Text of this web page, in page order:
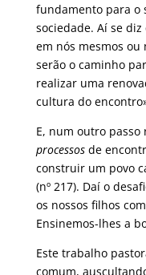
fundamento para o
sociedade. Aí se
em nós mesmos
serão o caminho
realizar uma
cultura do
E, num outro
processos de
construir um povo
(nº 217). Daí o
os nossos filhos
Ensinemos-lhes a
Este trabalho
comum,